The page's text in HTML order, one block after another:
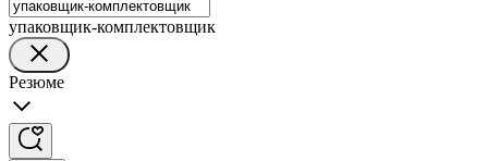
упаковщик-комплектовщик
Резюме